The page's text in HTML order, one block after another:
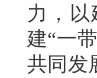
力，
建“一
共同发